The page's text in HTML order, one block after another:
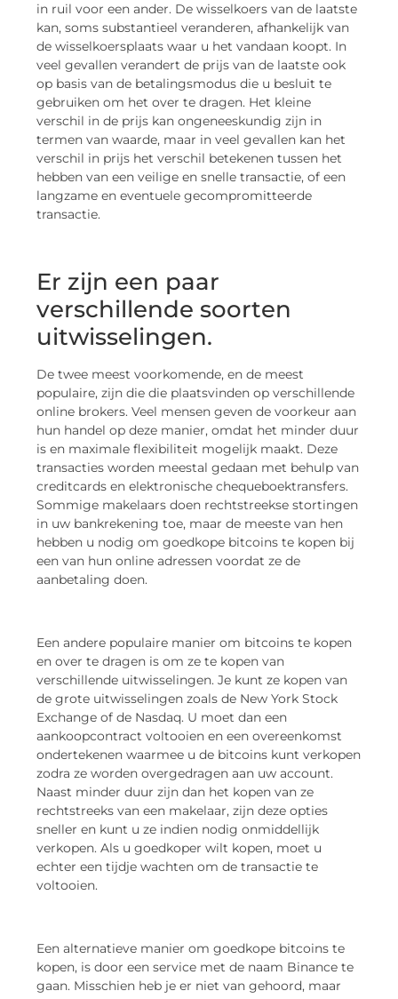
in ruil voor een ander. De wisselkoers van de laatste
kan, soms substantieel veranderen, afhankelijk van
de wisselkoersplaats waar u het vandaan koopt. In
veel gevallen verandert de prijs van de laatste ook
op basis van de betalingsmodus die u besluit te
gebruiken om het over te dragen. Het kleine
verschil in de prijs kan ongeneeskundig zijn in
termen van waarde, maar in veel gevallen kan het
verschil in prijs het verschil betekenen tussen het
hebben van een veilige en snelle transactie, of een
langzame en eventuele gecompromitteerde
transactie.
Er zijn een paar
verschillende soorten
uitwisselingen.
De twee meest voorkomende, en de meest
populaire, zijn die die plaatsvinden op verschillende
online brokers. Veel mensen geven de voorkeur aan
hun handel op deze manier, omdat het minder duur
is en maximale flexibiliteit mogelijk maakt. Deze
transacties worden meestal gedaan met behulp van
creditcards en elektronische chequeboektransfers.
Sommige makelaars doen rechtstreekse stortingen
in uw bankrekening toe, maar de meeste van hen
hebben u nodig om goedkope bitcoins te kopen bij
een van hun online adressen voordat ze de
aanbetaling doen.
Een andere populaire manier om bitcoins te kopen
en over te dragen is om ze te kopen van
verschillende uitwisselingen. Je kunt ze kopen van
de grote uitwisselingen zoals de New York Stock
Exchange of de Nasdaq. U moet dan een
aankoopcontract voltooien en een overeenkomst
ondertekenen waarmee u de bitcoins kunt verkopen
zodra ze worden overgedragen aan uw account.
Naast minder duur zijn dan het kopen van ze
rechtstreeks van een makelaar, zijn deze opties
sneller en kunt u ze indien nodig onmiddellijk
verkopen. Als u goedkoper wilt kopen, moet u
echter een tijdje wachten om de transactie te
voltooien.
Een alternatieve manier om goedkope bitcoins te
kopen, is door een service met de naam Binance te
gaan. Misschien heb je er niet van gehoord, maar